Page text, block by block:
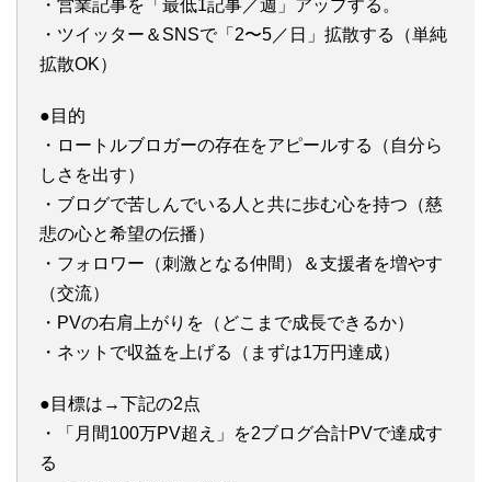
・営業記事を「最低1記事／週」アップする。
・ツイッター＆SNSで「2〜5／日」拡散する（単純
拡散OK）
●目的
・ロートルブロガーの存在をアピールする（自分ら
しさを出す）
・ブログで苦しんでいる人と共に歩む心を持つ（慈
悲の心と希望の伝播）
・フォロワー（刺激となる仲間）＆支援者を増やす
（交流）
・PVの右肩上がりを（どこまで成長できるか）
・ネットで収益を上げる（まずは1万円達成）
●目標は→下記の2点
・「月間100万PV超え」を2ブログ合計PVで達成す
る